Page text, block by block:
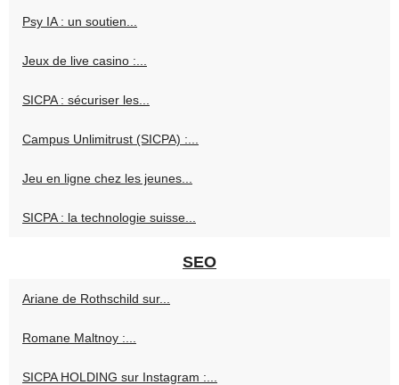
Psy IA : un soutien...
Jeux de live casino :...
SICPA : sécuriser les...
Campus Unlimitrust (SICPA) :...
Jeu en ligne chez les jeunes...
SICPA : la technologie suisse...
SEO
Ariane de Rothschild sur...
Romane Maltnoy :...
SICPA HOLDING sur Instagram :...